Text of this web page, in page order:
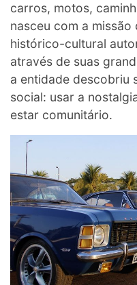
carros, motos,
nasceu com a
histórico-cultural
através de suas
a entidade descobriu
social: usar a
estar comunitário.